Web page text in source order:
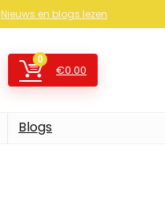
Nieuws en blogs lezen
0
€0.00
Blogs